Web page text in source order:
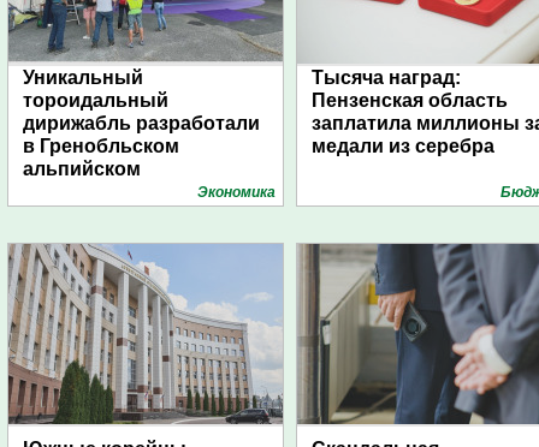
Уникальный
тороидальный
дирижабль разработали
в Гренобльском
альпийском
Экономика
Тысяча наград:
Пензенская область
заплатила миллионы
медали из серебра